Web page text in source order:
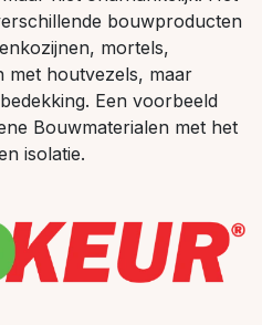
bouwproducten
mortels,
met houtvezels, maar
Een voorbeeld
Bouwmaterialen met het
isolatie.